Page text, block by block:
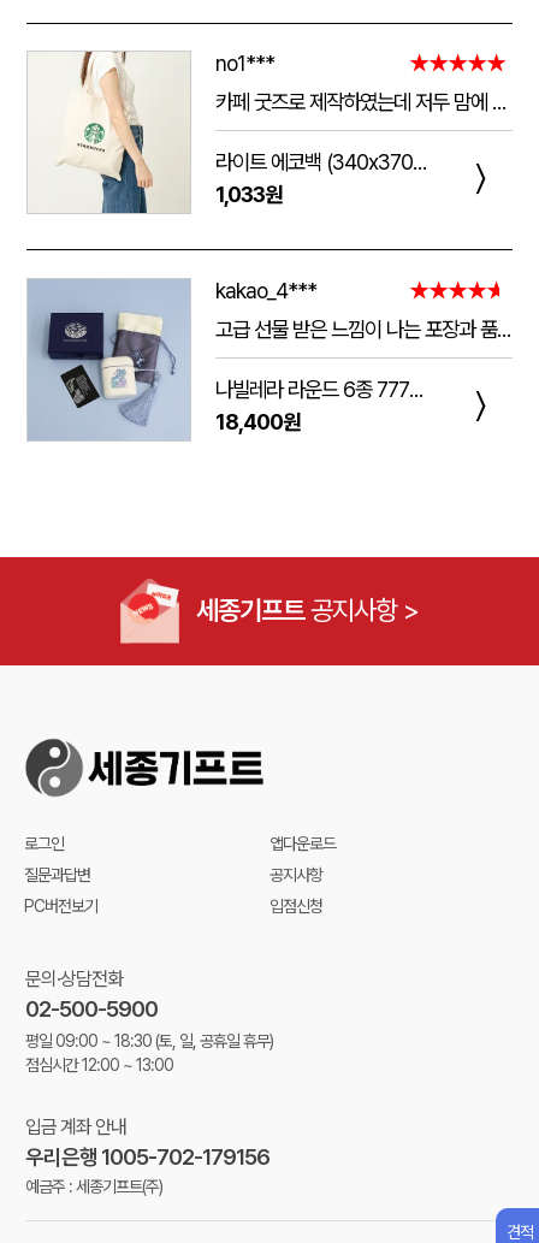
no1***
★★★★★
카페 굿즈로 제작하였는데 저두 맘에 들고 손님들도 맘에 들어하세요. 저두 매일 들고 다니는데 탄탄해서 좋아요.가격도 맘에 들어서 벌써 3번째 주문했어요.진행 과정에 있어서도 상담 직원분들 세심하고 친절하세요.
라이트 에코백 (340x370mm)
1,033원
〉
kakao_4***
★★★★★
고급 선물 받은 느낌이 나는 포장과 품질.
주는 사람도 받는 사람도 만족 스러운 제품 입니다.
다만 아쉬운 점은 조립이 덜되어 있는 것이 간혹 있습니다.
케이스가 빠지는 현상이 좀 있는데, 조립할때 신경써서 해주시면 더 좋은 인상이 남을 것 같습니다.
나빌레라 라운드 6종 777쓰리세븐 손톱깎이 호작도 까치호랑이 네일케어세트
18,400원
〉
세종기프트공지사항 >
로그인
앱다운로드
질문과답변
공지사항
PC버전보기
입점신청
문의·상담전화
02-500-5900
평일 09:00 ~ 18:30(토, 일, 공휴일 휴무)
점심시간 12:00 ~ 13:00
입금 계좌 안내
우리은행 1005-702-179156
예금주 : 세종기프트(주)
견적